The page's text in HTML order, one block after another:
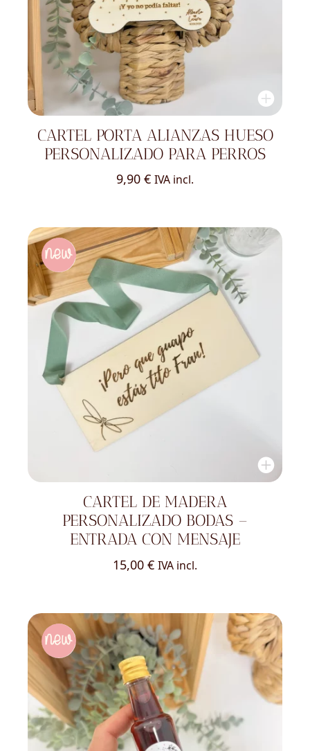
CARTEL PORTA ALIANZAS HUESO
PERSONALIZADO PARA PERROS
9,90 € IVA incl.
CARTEL DE MADERA
PERSONALIZADO BODAS –
ENTRADA CON MENSAJE
15,00 € IVA incl.